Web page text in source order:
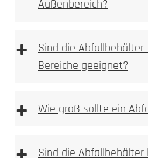
1. Prüfen
lassen. Bitte beachten Sie
vom Hersteller beigelegte
Kamera, Sprechstellen oder
Außenbereich?
+
Sind die
Bereiche geeignet?
+ Wie groß sollte ein
Sind die Abfallbehälter